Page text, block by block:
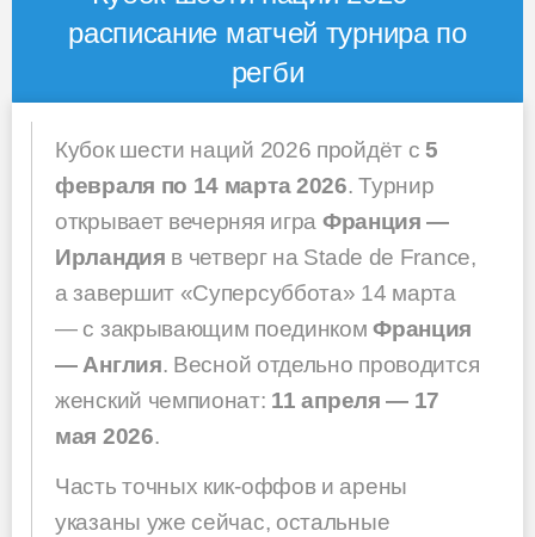
расписание матчей турнира по
регби
Кубок шести наций 2026 пройдёт с5
февраля по 14 марта 2026. Турнир
открывает вечерняя игра Франция —
Ирландия в четверг на Stade de France,
а завершит «Суперсуббота» 14 марта
— с закрывающим поединкомФранция
— Англия. Весной отдельно проводится
женский чемпионат: 11 апреля — 17
мая 2026.
Часть точных кик-оффов и арены
указаны уже сейчас, остальные